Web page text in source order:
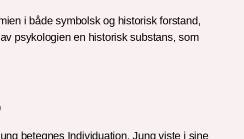
i både symbolsk og historisk forstand,
psykologien en historisk substans, som
betegnes Individuation. Jung viste i sine